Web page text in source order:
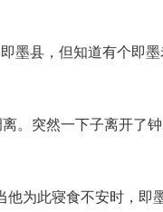
县，但知道有个即墨
突然一下子离开了
为此寝食不安时，即